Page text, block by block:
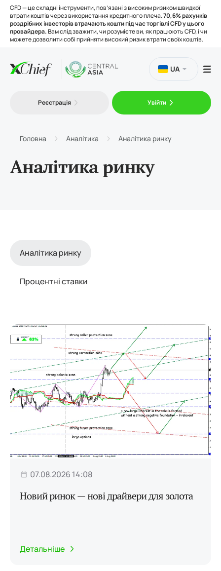
CFD — це складні інструменти, пов’язані з високим ризиком швидкої
втрати коштів через використання кредитного плеча.70,6% рахунків
роздрібних інвесторів втрачають кошти під час торгівлі CFD у цього
провайдера.Вам слід зважити, чи розумієте ви, як працюють CFD, і чи
можете дозволити собі прийняти високий ризик втрати своїх коштів.
Торгівля
Інструменти
UA
Реєстрація Увійти
Головна Аналітика Аналітика ринку
Аналітика ринку
Аналітика ринку
Процентні ставки
07.08.2026 14:08
Новий ринок — нові драйвери для золота
Детальніше